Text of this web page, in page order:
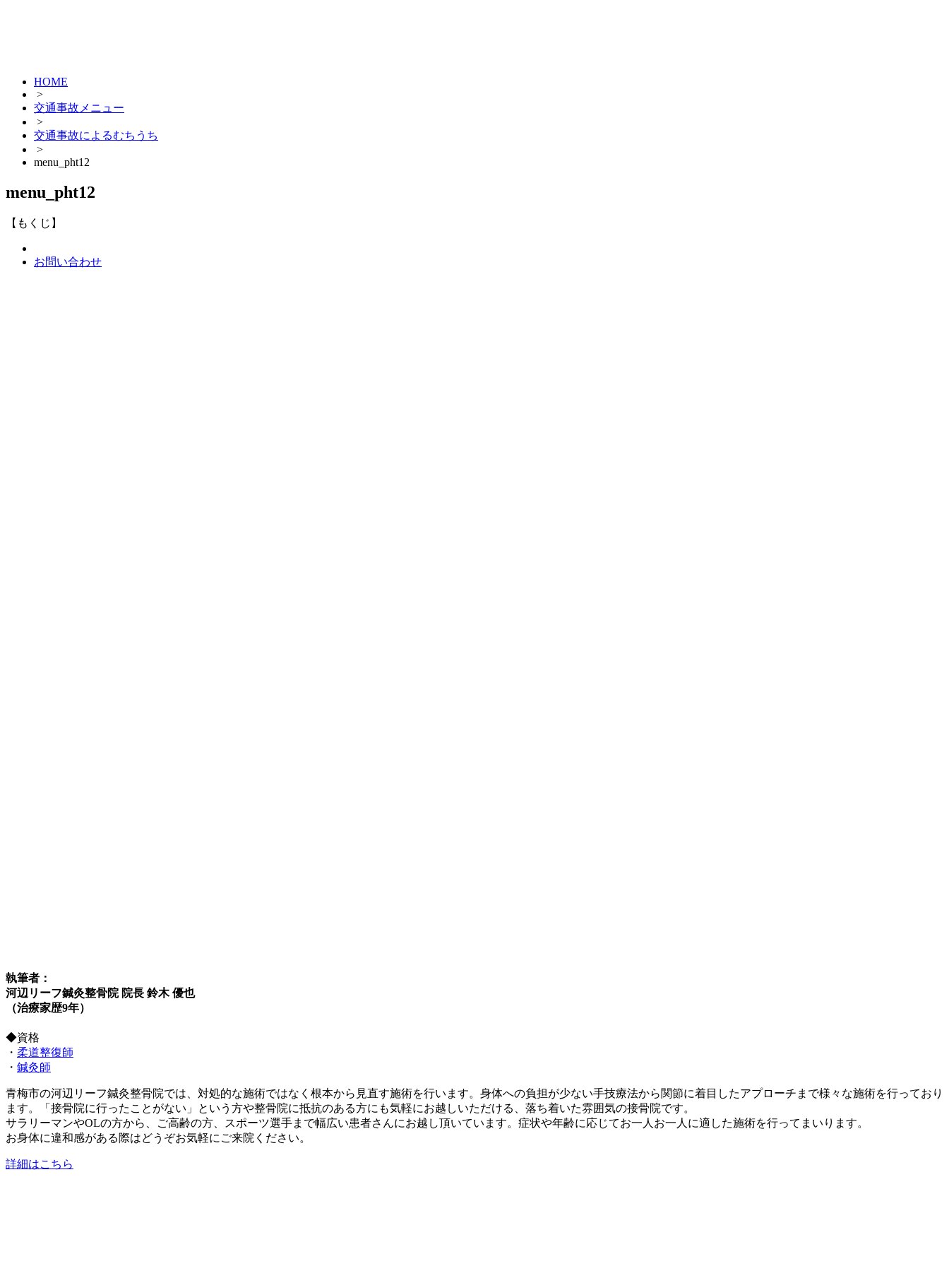
HOME
>
交通事故メニュー
>
交通事故によるむちうち
>
menu_pht12
menu_pht12
【もくじ】
お問い合わせ
執筆者：
河辺リーフ鍼灸整骨院 院長 鈴木 優也
（治療家歴9年）
◆資格
・ 柔道整復師
・ 鍼灸師
青梅市の河辺リーフ鍼灸整骨院では、対処的な施術ではなく根本から見直す施術を行います。身体への負担が少ない手技療法から関節に着目したアプローチまで様々な施術を行っており
ます。「接骨院に行ったことがない」という方や整骨院に抵抗のある方にも気軽にお越しいただける、落ち着いた雰囲気の接骨院です。
サラリーマンやOLの方から、ご高齢の方、スポーツ選手まで幅広い患者さんにお越し頂いています。症状や年齢に応じてお一人お一人に適した施術を行ってまいります。
お身体に違和感がある際はどうぞお気軽にご来院ください。
詳細はこちら